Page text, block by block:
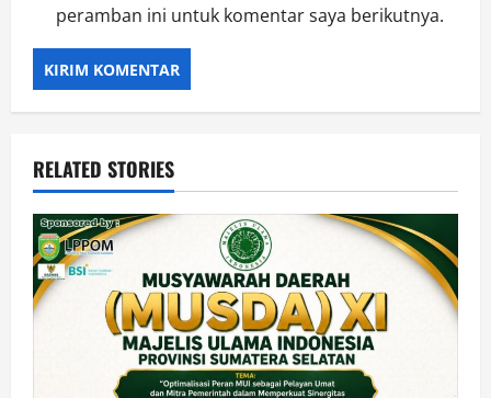
peramban ini untuk komentar saya berikutnya.
RELATED STORIES